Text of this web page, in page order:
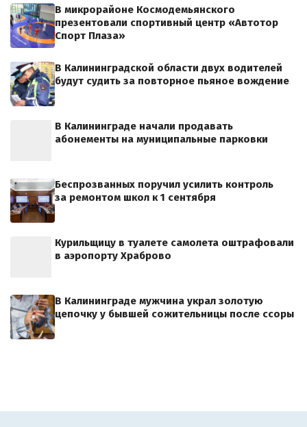
В микрорайоне Космодемьянского
презентовали спортивный центр «Автотор
Спорт Плаза»
В Калининградской области двух водителей
будут судить за повторное пьяное вождение
В Калининграде начали продавать
абонементы на муниципальные парковки
Беспрозванных поручил усилить контроль
за ремонтом школ к 1 сентября
Курильщицу в туалете самолета оштрафовали
в аэропорту Храброво
В Калининграде мужчина украл золотую
цепочку у бывшей сожительницы после ссоры